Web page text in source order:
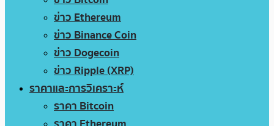
ข่าว Ethereum
ข่าว Binance Coin
ข่าว Dogecoin
ข่าว Ripple (XRP)
ราคาและการวิเคราะห์
ราคา Bitcoin